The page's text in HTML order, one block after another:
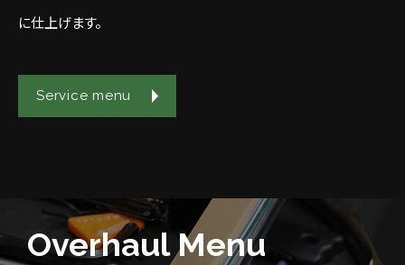
に仕上げます。
Service menu
Overhaul Menu